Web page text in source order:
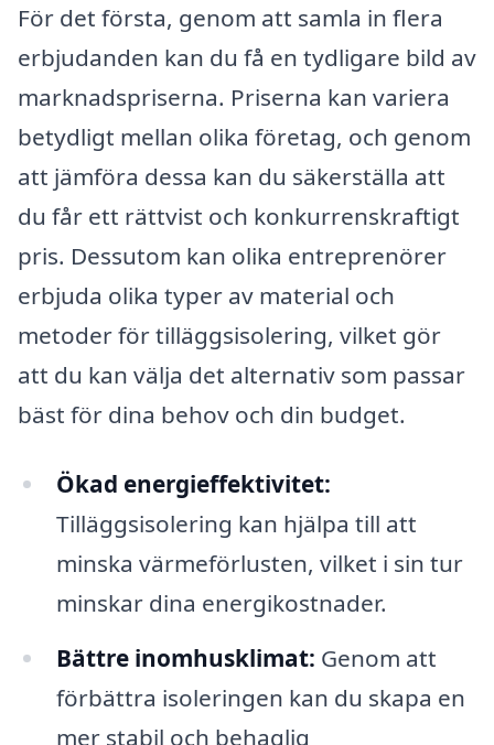
För det första, genom att samla in flera
erbjudanden kan du få en tydligare bild av
marknadspriserna. Priserna kan variera
betydligt mellan olika företag, och genom
att jämföra dessa kan du säkerställa att
du får ett rättvist och konkurrenskraftigt
pris. Dessutom kan olika entreprenörer
erbjuda olika typer av material och
metoder för tilläggsisolering, vilket gör
att du kan välja det alternativ som passar
bäst för dina behov och din budget.
Ökad energieffektivitet:
Tilläggsisolering kan hjälpa till att
minska värmeförlusten, vilket i sin tur
minskar dina energikostnader.
Bättre inomhusklimat: Genom att
förbättra isoleringen kan du skapa en
mer stabil och behaglig